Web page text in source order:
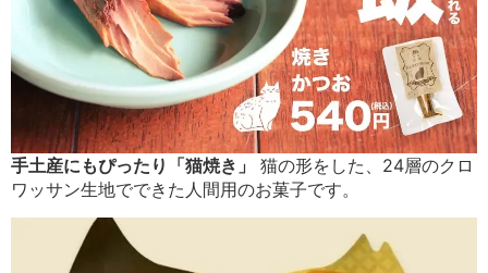
手土産にもぴったり「猫焼き」
猫の形をした、24層のクロ
ワッサン生地でできた人間用のお菓子です。